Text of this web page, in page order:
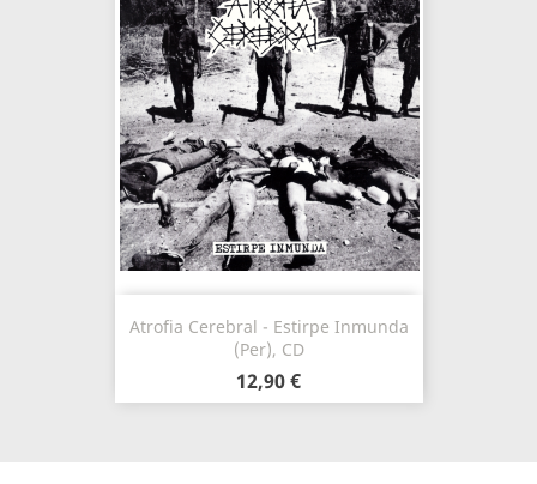
Atrofia Cerebral - Estirpe Inmunda
(Per), CD
12,90 €